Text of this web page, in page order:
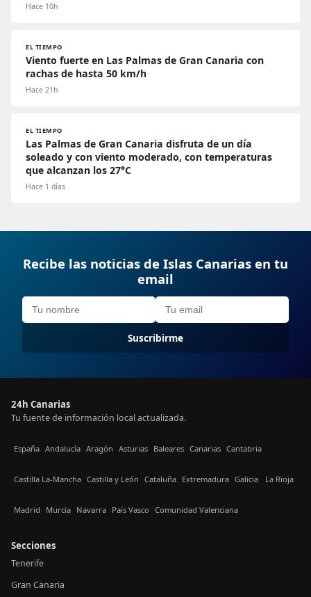
Hace 10h
EL TIEMPO
Viento fuerte en Las Palmas de Gran Canaria con
rachas de hasta 50 km/h
Hace 21h
EL TIEMPO
Las Palmas de Gran Canaria disfruta de un día
soleado y con viento moderado, con temperaturas
que alcanzan los 27°C
Hace 1 días
Recibe las noticias de Islas Canarias en tu
email
Suscribirme
24h Canarias
Tu fuente de información local actualizada.
España Andalucía Aragón Asturias Baleares Canarias Cantabria
Castilla La-Mancha Castilla y León Cataluña Extremadura Galicia La Rioja
Madrid Murcia Navarra País Vasco Comunidad Valenciana
Secciones
Tenerife
Gran Canaria